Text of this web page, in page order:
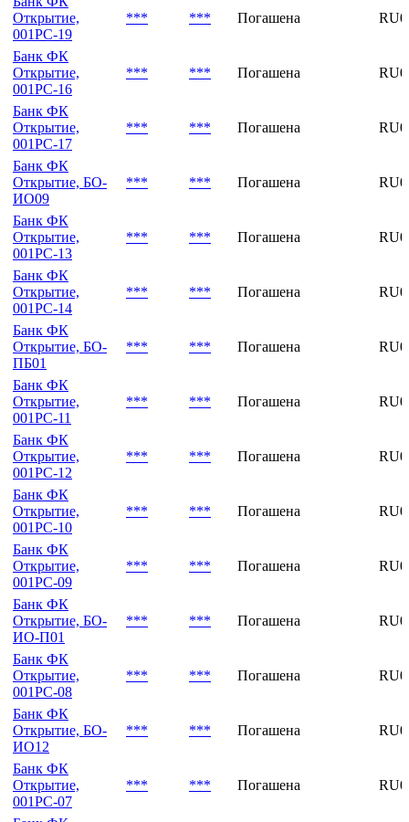
Банк ФК
Открытие,
001PC-18
*** *** Погашена
Банк ФК
Открытие,
001PC-19
*** *** Погашена
Банк ФК
Открытие,
001PC-16
*** *** Погашена
Банк ФК
Открытие,
001PC-17
*** *** Погашена
Банк ФК
Открытие, БО-
ИО09
*** *** Погашена
Банк ФК
Открытие,
001PC-13
*** *** Погашена
Банк ФК
Открытие,
001PC-14
*** *** Погашена
Банк ФК
Открытие, БО-
ПБ01
*** *** Погашена
Банк ФК
Открытие,
001PC-11
*** *** Погашена
Банк ФК
Открытие,
001PC-12
*** *** Погашена
Банк ФК
Открытие,
001PC-10
*** *** Погашена
Банк ФК
Открытие,
001РС-09
*** *** Погашена
Банк ФК
Открытие, БО-
ИО-П01
*** *** Погашена
Банк ФК
Открытие,
001PC-08
*** *** Погашена
Банк ФК
Открытие, БО-
ИО12
*** *** Погашена